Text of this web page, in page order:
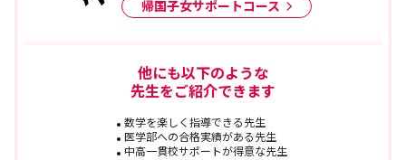
帰国子女サポートコース
他にも以下のような
先生をご紹介できます
数学を楽しく指導できる先生
医学部への合格実績がある先生
中高一貫校サポートが得意な先生